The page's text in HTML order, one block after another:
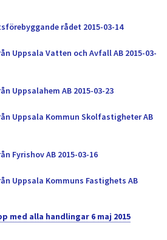
rådet 2015-03-14
Uppsala Vatten och Avfall AB 2015-03-
Uppsalahem AB 2015-03-23
Uppsala Kommun Skolfastigheter AB
Fyrishov AB 2015-03-16
Uppsala Kommuns Fastighets AB
med alla handlingar 6 maj 2015